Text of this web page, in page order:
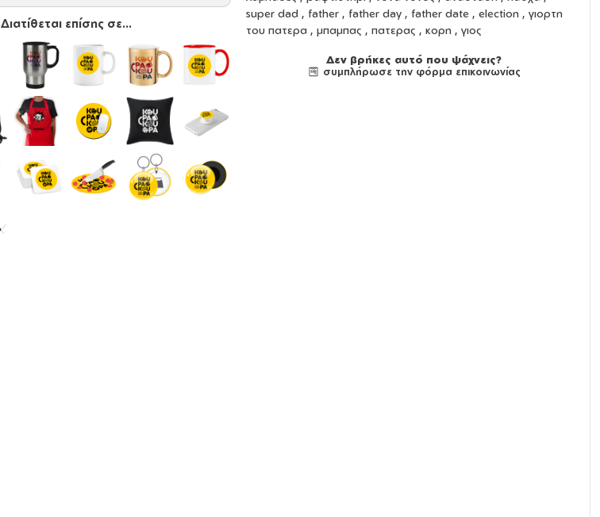
Διατίθεται επίσης σε...
super dad , father , father day , father date , election , γιορτη
του πατερα , μπαμπας , πατερας , κορη , γιος
Δεν βρήκες αυτό που ψάχνεις?
συμπλήρωσε την φόρμα επικοινωνίας